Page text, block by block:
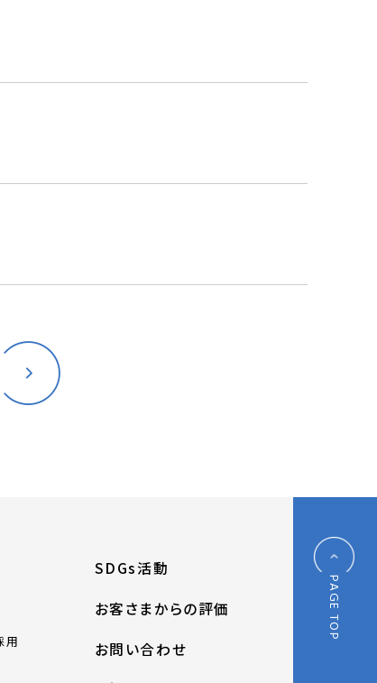
PAGE TOP
用
SDGs活動
お客さまからの評価
お問い合わせ